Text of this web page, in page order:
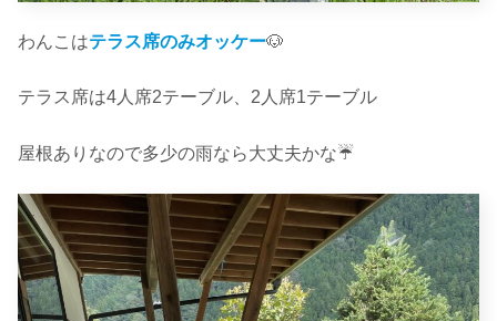
わんこはテラス席のみオッケー🐶
テラス席は4人席2テーブル、2人席1テーブル
屋根ありなので多少の雨なら大丈夫かな☔️